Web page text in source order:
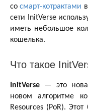
сосмарт-котрактами
сети InitVerse
иметь небольшое
кошелька.
Что такое
InitVerse — это
новом алгоритме
Resources (PoR).